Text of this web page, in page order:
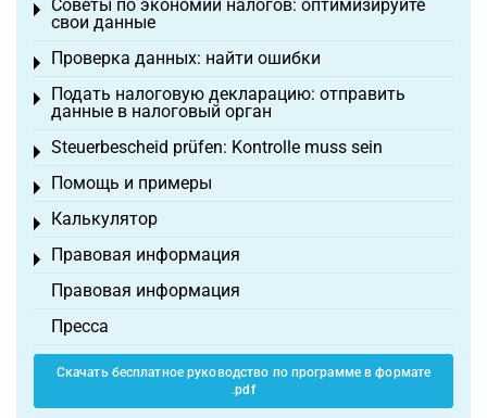
Советы по экономии налогов: оптимизируйте
свои данные
Toggle menu
Проверка данных: найти ошибки
Toggle menu
Подать налоговую декларацию: отправить
данные в налоговый орган
Toggle menu
Steuerbescheid prüfen: Kontrolle muss sein
Toggle menu
Помощь и примеры
Toggle menu
Калькулятор
Toggle menu
Правовая информация
Toggle menu
Правовая информация
Пресса
Скачать бесплатное руководство по программе в формате
.pdf